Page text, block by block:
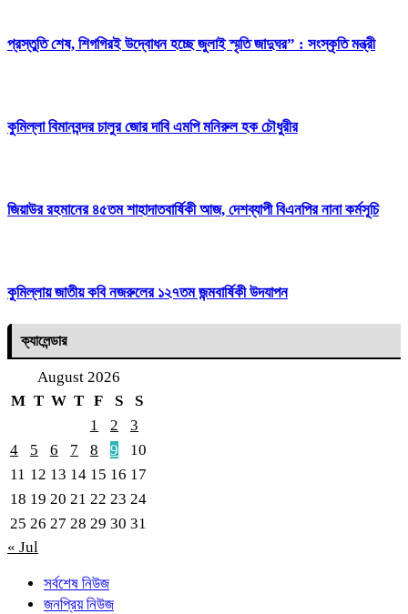
প্রস্তুতি শেষ, শিগগিরই উদ্বোধন হচ্ছে জুলাই স্মৃতি জাদুঘর” : সংস্কৃতি মন্ত্রী
কুমিল্লা বিমানবন্দর চালুর জোর দাবি এমপি মনিরুল হক চৌধুরীর
জিয়াউর রহমানের ৪৫তম শাহাদাতবার্ষিকী আজ, দেশব্যাপী বিএনপির নানা কর্মসূচি
কুমিল্লায় জাতীয় কবি নজরুলের ১২৭তম জন্মবার্ষিকী উদযাপন
ক্যালেন্ডার
August 2026
M T W T F S
S
1
2
3
4
5 6 7 8 9
10
11 12 13 14 15 16 17
18 19 20 21 22 23 24
25 26 27 28 29 30 31
« Jul
সর্বশেষ নিউজ
জনপ্রিয় নিউজ